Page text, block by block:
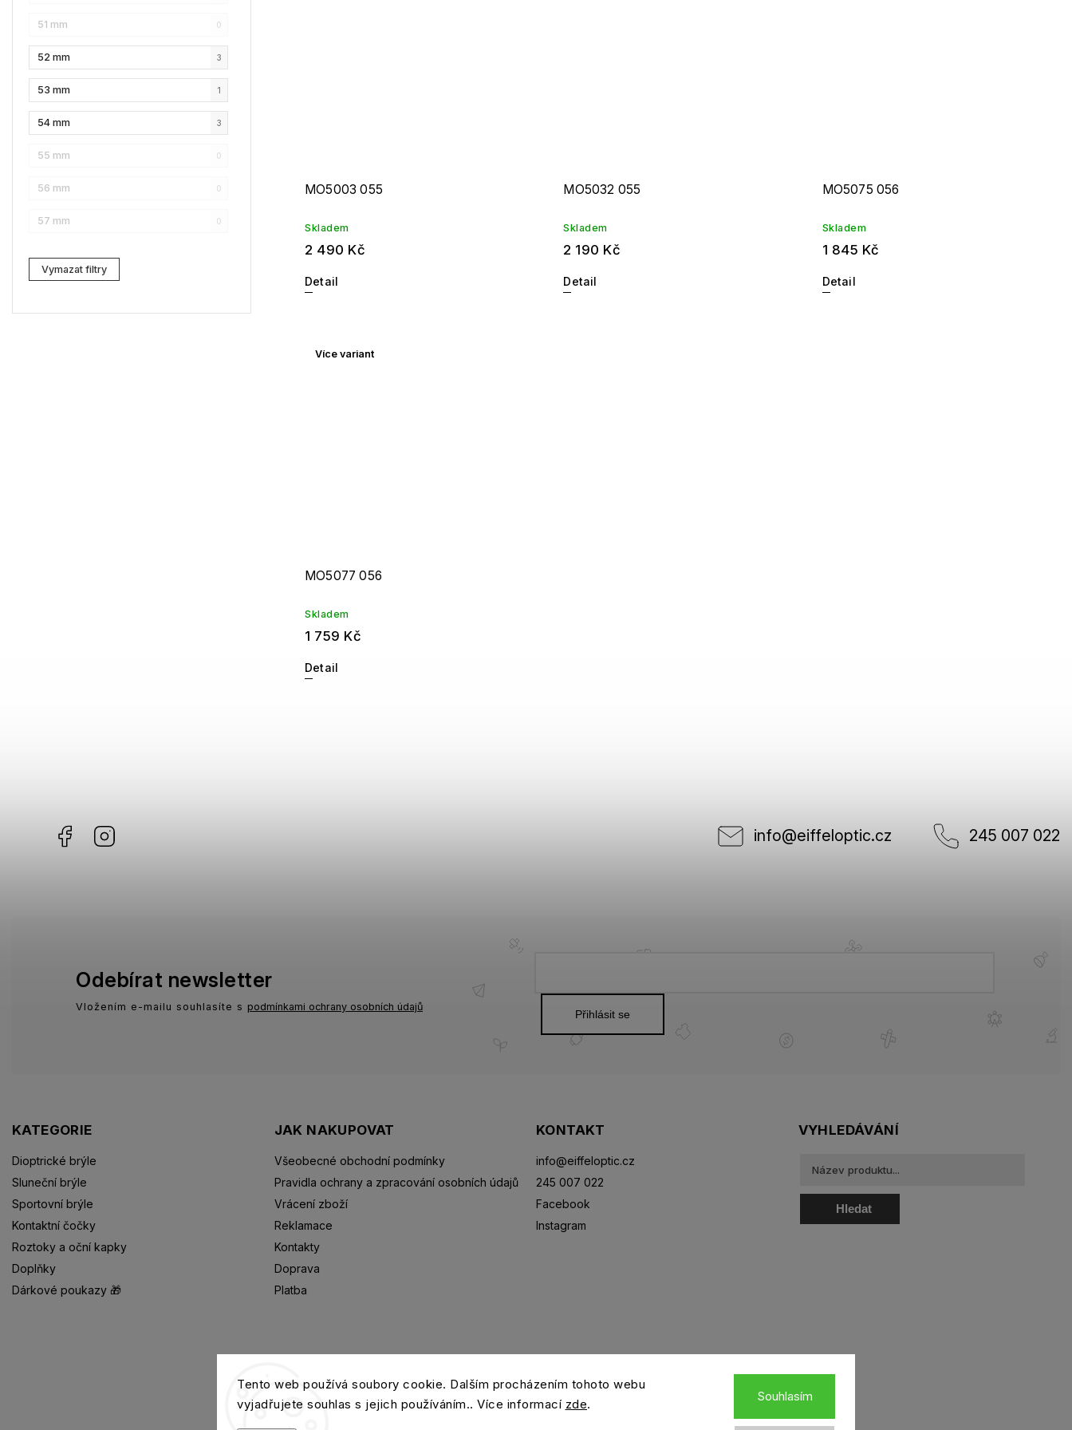
Tento web používá soubory cookie. Dalším procházením tohoto webu
vyjadřujete souhlas s jejich používáním.. Více informací zde.
Souhlasím
Karl Lagerfeld 2
Love Moschino 8
Pierre Cardin 3
Fossil 1
Web 2
Lacoste 1
Kenzo 0
Carrera
51 mm 0
52 mm 3
53 mm 1
54 mm 3
55 mm 0
56 mm 0
57 mm 0
Vymazat filtry
MO5003 055
Skladem
2 490 Kč
Detail
MO5032 055
Skladem
2 190 Kč
Detail
MO5075 056
Skladem
1 845 Kč
Detail
Více variant
MO5077 056
Skladem
1 759 Kč
Detail
Facebook info@eiffeloptic.cz 245 007 022
KATEGORIE
Dioptrické brýle
Sluneční brýle
Sportovní brýle
Kontaktní čočky
Roztoky a oční kapky
Doplňky
Dárkové poukazy 🎁
JAK NAKUPOVAT
Všeobecné obchodní podmínky
Pravidla ochrany a zpracování osobních údajů
Vrácení zboží
Reklamace
Kontakty
Doprava
Platba
KONTAKT
info@eiffeloptic.cz
245 007 022
Facebook
Instagram
Odebírat newsletter
Vložením e-mailu souhlasíte s podmínkami ochrany osobních údajů
Přihlásit se
VYHLEDÁVÁNÍ
Hledat